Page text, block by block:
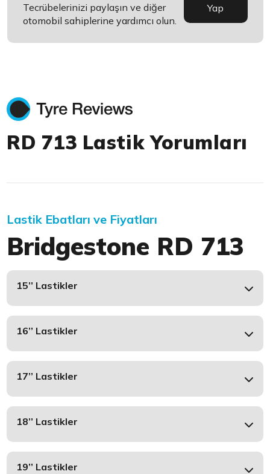
Tecrübelerinizi paylaşın ve diğer
otomobil sahiplerine yardımcı olun.
Yap
RD 713 Lastik Yorumları
Lastik Ebatları ve Fiyatları
Bridgestone RD 713
15’’ Lastikler
16’’ Lastikler
17’’ Lastikler
18’’ Lastikler
19’’ Lastikler